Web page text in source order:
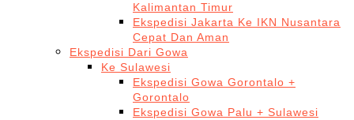
Kalimantan Timur
Ekspedisi Jakarta Ke IKN Nusantara
Cepat Dan Aman
Ekspedisi Dari Gowa
Ke Sulawesi
Ekspedisi Gowa Gorontalo +
Gorontalo
Ekspedisi Gowa Palu + Sulawesi